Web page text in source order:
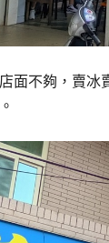
面不夠，賣